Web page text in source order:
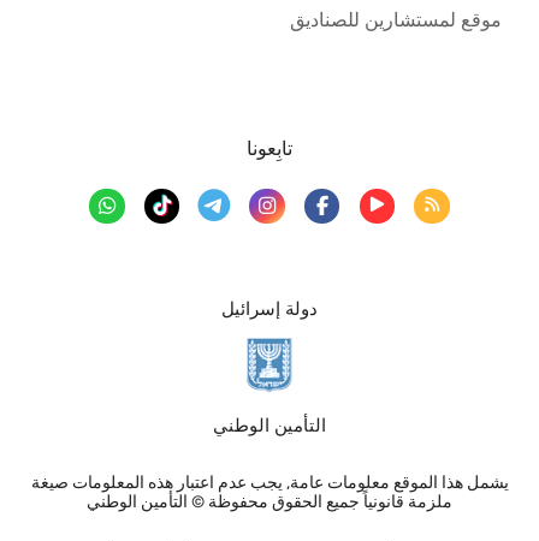
موقع لمستشارين للصناديق
دولة إسرائيل
التأمين الوطني
يشمل هذا الموقع معلومات عامة, يجب عدم اعتبار هذه المعلومات صيغة
ملزمة قانونياً جميع الحقوق محفوظة © التأمين الوطني
تابِعونا